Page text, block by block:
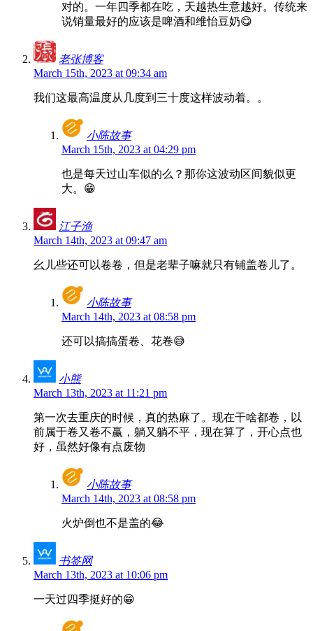
对的。一年四季都在吃，天越热生意越好。传统来
说销量最好的应该是啤酒和维怡豆奶😋
老张博客
March 15th, 2023 at 09:34 am
我们这最高温度从几度到三十度这样波动着。。
小陈故事
March 15th, 2023 at 04:29 pm
也是每天过山车似的么？那你这波动区间貌似更
大。😁
江子渔
March 14th, 2023 at 09:47 am
幺儿些还可以卷卷，但是老辈子嘛就只有铺盖卷儿了。
小陈故事
March 14th, 2023 at 08:58 pm
还可以搞搞蛋卷、花卷😅
小熊
March 13th, 2023 at 11:21 pm
第一次去重庆的时候，真的热麻了。现在干啥都卷，以
前属于卷又卷不赢，躺又躺不平，现在算了，开心点也
好，虽然好像有点废物
小陈故事
March 14th, 2023 at 08:58 pm
火炉倒也不是盖的😂
书签网
March 13th, 2023 at 10:06 pm
一天过四季挺好的😁